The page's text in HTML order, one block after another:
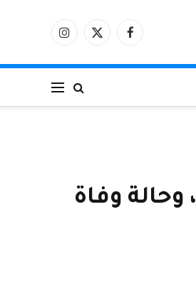
فيسبوكX
الانستغرام
المملكة العربية السعودية تعلن عن 31 حالة إصابة جديدة بكوفيد -19 ، وحالة وفاة